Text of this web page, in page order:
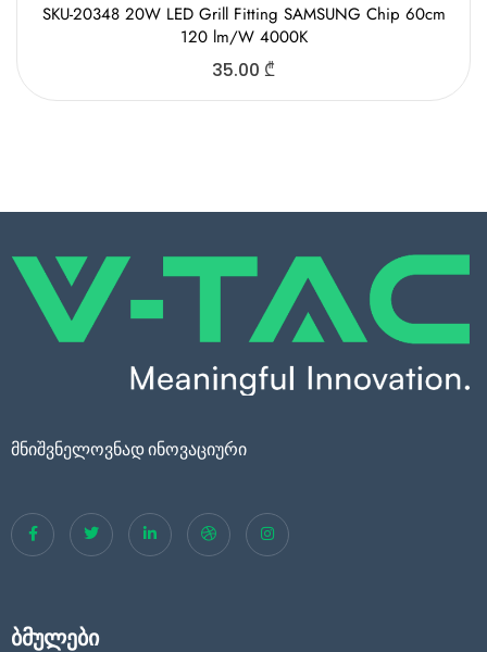
SKU-20348 20W LED Grill Fitting SAMSUNG Chip 60cm
120 lm/W 4000K
35.00 ₾
მნიშვნელოვნად ინოვაციური
ბმულები